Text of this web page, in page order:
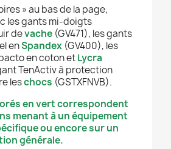
» au bas de la page,
les gants mi-doigts
devache (GV471), les gants
enSpandex (GV400), les
en coton etLycra
TenActiv à protection
leschocs (GSTXFNVB).
en vert correspondent
menant à un équipement
ou encore sur un
générale.